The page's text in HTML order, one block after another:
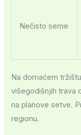
Nečisto seme
Na domaćem
višegodišnjih trava
na planove setve.
regionu.